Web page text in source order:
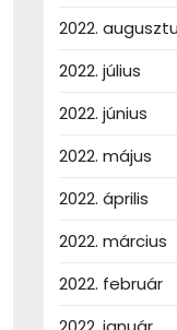
2022.
2022. július
2022. június
2022. május
2022. április
2022. március
2022. február